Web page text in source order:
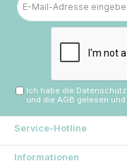
Ich habe die
und dieAGB gelesen
Service-Hotline
Informationen